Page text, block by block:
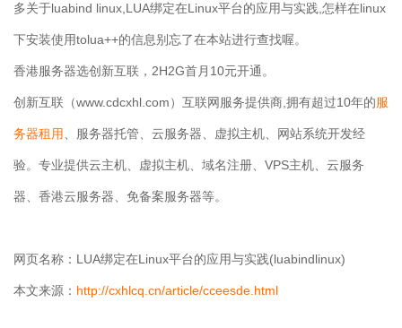
多关于luabind linux,LUA绑定在Linux平台的应用与实践,怎样在linux
下安装使用tolua++的信息别忘了在本站进行查找喔。
香港服务器选创新互联，2H2G首月10元开通。
创新互联（www.cdcxhl.com）互联网服务提供商,拥有超过10年的服
务器租用 、服务器托管、云服务器、虚拟主机、网站系统开发经
验。专业提供云主机、虚拟主机、域名注册、VPS主机、云服务
器、香港云服务器、免备案服务器等。
网页名称：LUA绑定在Linux平台的应用与实践(luabindlinux)
本文来源： http://cxhlcq.cn/article/cceesde.html